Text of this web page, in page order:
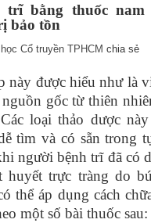
trĩ bằng thuốc nam
bảo tồn
Cổ truyền TPHCM chia sẻ
này được hiểu như là
gốc từ thiên
loại thảo dược
tìm và có sẵn trong
người bệnh trĩ đã có
huyết trực tràng do
thể áp dụng cách
một số bài thuốc sau: